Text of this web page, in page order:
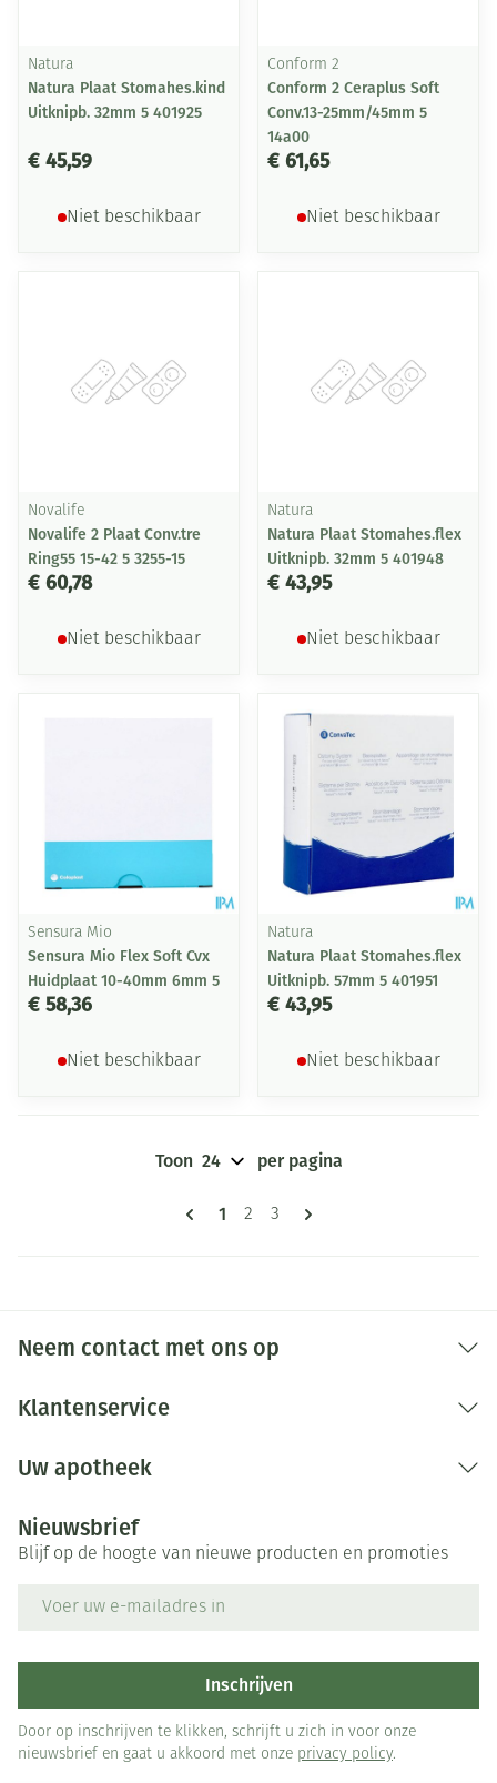
Natura
Natura Plaat Stomahes.kind
Uitknipb. 32mm 5 401925
€ 45,59
Niet beschikbaar
Conform 2
Conform 2 Ceraplus Soft
Conv.13-25mm/45mm 5
14a00
€ 61,65
Niet beschikbaar
Novalife
Novalife 2 Plaat Conv.tre
Ring55 15-42 5 3255-15
€ 60,78
Niet beschikbaar
Natura
Natura Plaat Stomahes.flex
Uitknipb. 32mm 5 401948
€ 43,95
Niet beschikbaar
Sensura Mio
Sensura Mio Flex Soft Cvx
Huidplaat 10-40mm 6mm 5
€ 58,36
Niet beschikbaar
Natura
Natura Plaat Stomahes.flex
Uitknipb. 57mm 5 401951
€ 43,95
Niet beschikbaar
Pagina's
U lees momenteel pagina
1 Pagina
2 Pagina
3
Toon per pagina
Neem contact met ons op
Klantenservice
Uw apotheek
Nieuwsbrief
Blijf op de hoogte van nieuwe producten en promoties
Inschrijven
Door op inschrijven te klikken, schrijft u zich in voor onze
nieuwsbrief en gaat u akkoord met onze privacy policy.